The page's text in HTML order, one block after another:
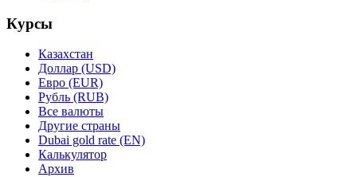
Курсы
Казахстан
Доллар (USD)
Евро (EUR)
Рубль (RUB)
Все валюты
Другие страны
Dubai gold rate (EN)
Калькулятор
Архив